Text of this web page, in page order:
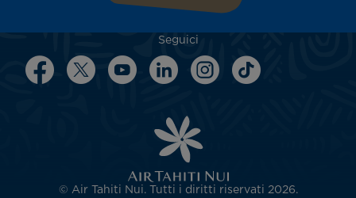
Seguici
© Air Tahiti Nui. Tutti i diritti riservati 2026.